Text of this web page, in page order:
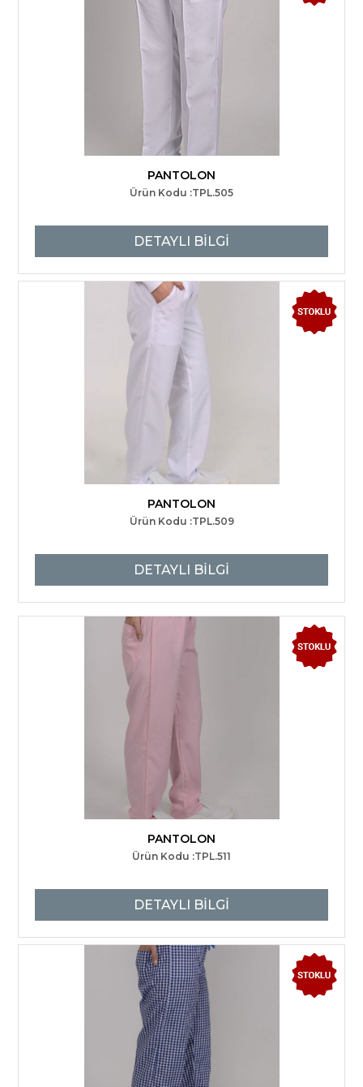
PANTOLON
Ürün Kodu :TPL.505
DETAYLI BİLGİ
PANTOLON
Ürün Kodu :TPL.509
DETAYLI BİLGİ
PANTOLON
Ürün Kodu :TPL.511
DETAYLI BİLGİ